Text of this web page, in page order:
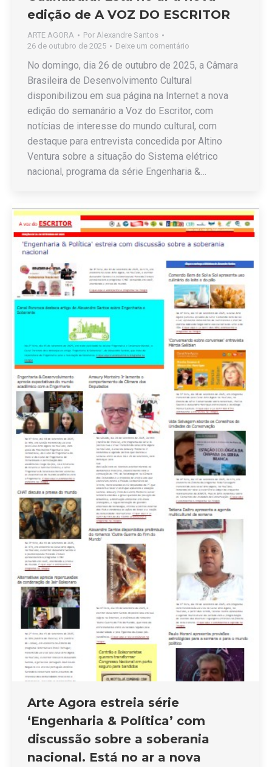
edição de A VOZ DO ESCRITOR
ARTE AGORA Por Alexandre Santos
26 de outubro de 2025
Deixe um comentário
No domingo, dia 26 de outubro de 2025, a Câmara
Brasileira de Desenvolvimento Cultural
disponibilizou em sua página na Internet a nova
edição do semanário a Voz do Escritor, com
notícias de interesse do mundo cultural, com
destaque para entrevista concedida por Altino
Ventura sobre a situação do Sistema elétrico
nacional, programa da série Engenharia &…
Arte Agora estreia série
‘Engenharia & Política’ com
discussão sobre a soberania
nacional. Está no ar a nova